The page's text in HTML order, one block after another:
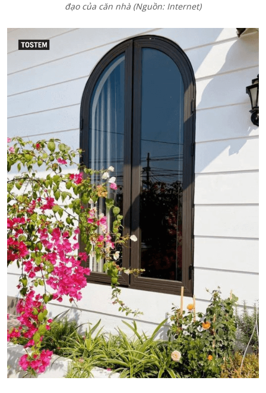
đạo của căn nhà (Nguồn: Internet)